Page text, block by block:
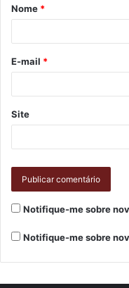
Foto: Divulgação
Em 2025, ele
Brasileira de
Nome *
E-mail *
Site
Notifique-me sobre
Notifique-me sobre